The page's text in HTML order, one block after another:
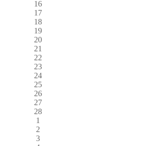
16
17
18
19
20
21
22
23
24
25
26
27
28
1
2
3